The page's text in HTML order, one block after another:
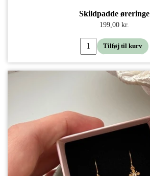
Skildpadde øreringe
199,00 kr.
Tilføj til kurv